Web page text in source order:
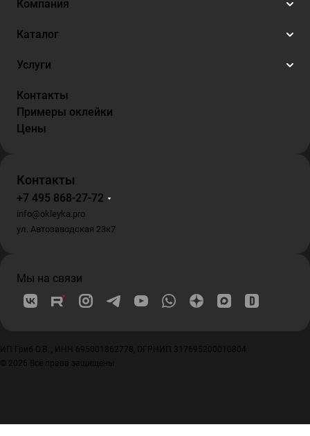
Компания
Каталог
Услуги
Контакты
Примеры оклейки
Цены
Контакты
+7 495 868-27-72
info@okleyka.pro
ул. Автозаводская 23к7
Мы на связи
ИП Гриб О.В. , ИНН 695001862778, ОГРНИП 317695200010804
© 2026 Все права защищены